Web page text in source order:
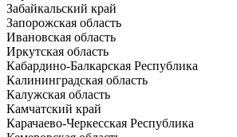
Забайкальский край
Запорожская область
Ивановская область
Иркутская область
Кабардино-Балкарская Республика
Калининградская область
Калужская область
Камчатский край
Карачаево-Черкесская Республика